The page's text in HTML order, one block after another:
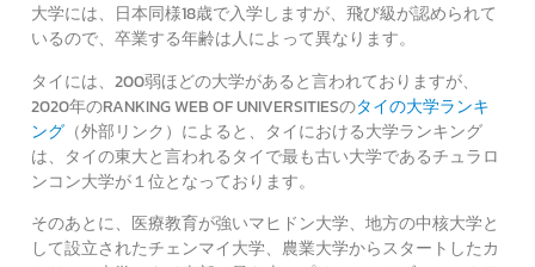
大学には、日本同様18歳で入学しますが、飛び級が認められて
いるので、卒業する年齢は人によって異なります。
タイには、200弱ほどの大学があると言われておりますが、
2020年のRANKING WEB OF UNIVERSITIESのタイの大学ランキ
ング （外部リンク）によると、タイにおける大学ランキング
は、タイの東大と言われるタイで最も古い大学であるチュラロ
ンコン大学が１位となっております。
そのあとに、医療教育が強いマヒドン大学、地方の中核大学と
して設立されたチェンマイ大学、農業大学からスタートしたカ